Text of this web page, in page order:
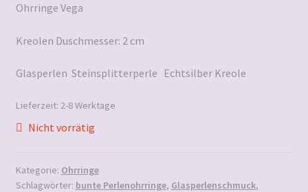
Ohrringe Vega
Kreolen Duschmesser: 2 cm
Glasperlen Steinsplitterperle Echtsilber Kreole
Lieferzeit: 2-8 Werktage
Nicht vorrätig
Kategorie: Ohrringe
Schlagwörter: bunte Perlenohrringe, Glasperlenschmuck,